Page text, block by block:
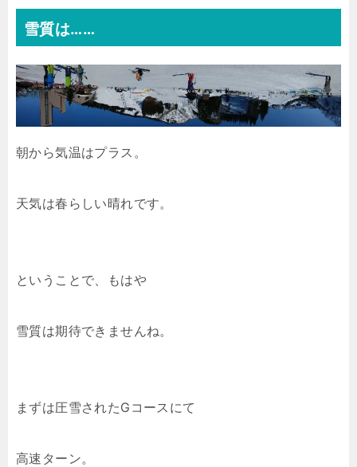
雪質は……
朝から気温はプラス。
天気は春らしい晴れです。
ということで、もはや
雪質は期待できませんね。
まずは圧雪されたGコースにて
高速ターン。